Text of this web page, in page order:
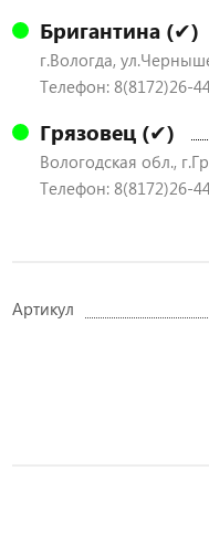
Бригантина (✔)
г.Вологда,
Телефон: 8(8172)26-
Грязовец (✔)
Вологодская обл.,
Телефон: 8(8172)26-
Артикул